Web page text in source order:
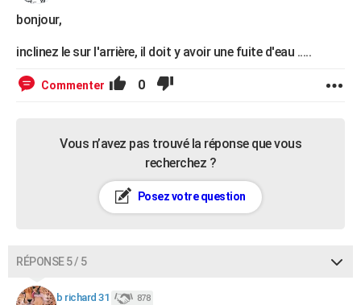
bonjour,
inclinez le sur l'arrière, il doit y avoir une fuite d'eau .....
Commenter 0
Vous n’avez pas trouvé la réponse que vous
recherchez ?
Posez votre question
RÉPONSE 5 / 5
b richard 31 878